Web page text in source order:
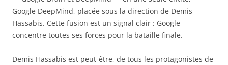
Google DeepMind, placée sous la direction de Demis
Hassabis. Cette fusion est un signal clair : Google
concentre toutes ses forces pour la bataille finale.
Demis Hassabis est peut-être, de tous les protagonistes de